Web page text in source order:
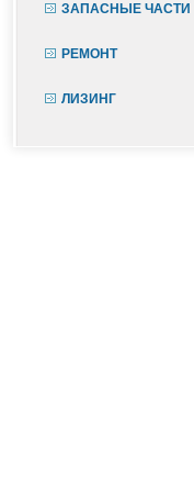
ЗАПАСНЫЕ ЧАСТИ
РЕМОНТ
ЛИЗИНГ